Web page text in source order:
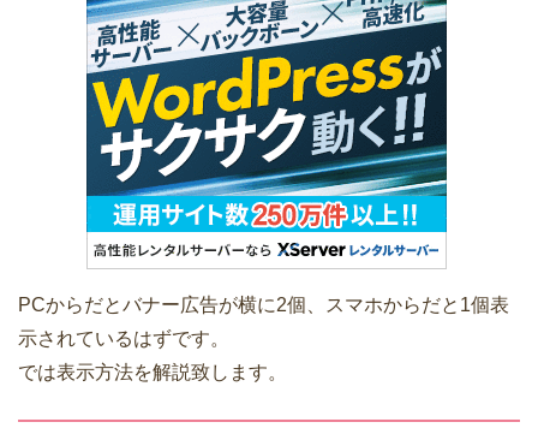
PCからだとバナー広告が横に2個、スマホからだと1個表
示されているはずです。
では表示方法を解説致します。